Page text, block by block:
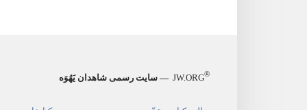
JW.ORG® — سایت رسمی شاهدان یَهُوَه